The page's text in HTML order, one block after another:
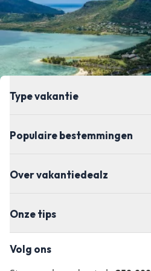
Type vakantie
Populaire bestemmingen
Over vakantiedealz
Onze tips
Volg ons